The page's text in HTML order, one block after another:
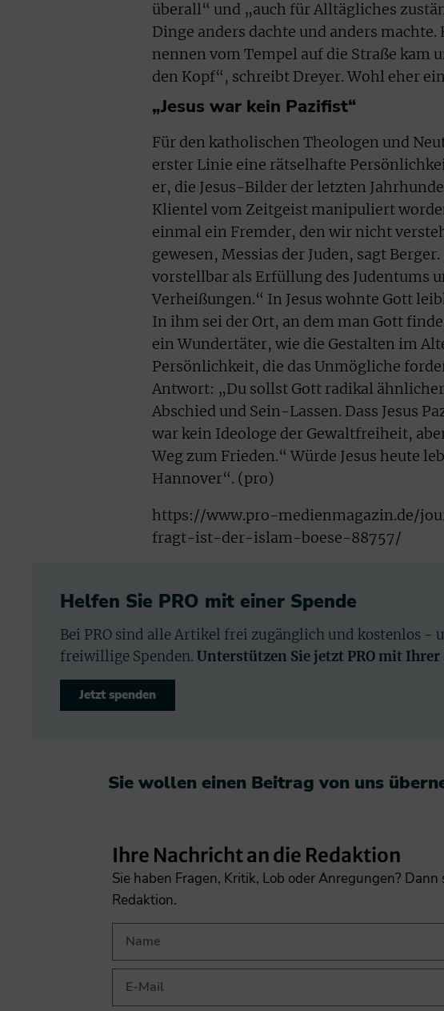
überall“ und „auch für Alltägliches
Dinge anders dachte und anders
nennen vom Tempel auf die Straße kam
den Kopf“, schreibt Dreyer. Wohl eher
„Jesus war kein Pazifist“
Für den katholischen Theologen und
erster Linie eine rätselhafte
er, die Jesus-Bilder der letzten
Klientel vom Zeitgeist manipuliert
einmal ein Fremder, den wir nicht
gewesen, Messias der Juden, sagt
vorstellbar als Erfüllung des Judentums
Verheißungen.“ In Jesus wohnte Gott
In ihm sei der Ort, an dem man Gott
ein Wundertäter, wie die Gestalten im
Persönlichkeit, die das Unmögliche
Antwort: „Du sollst Gott radikal
Abschied und Sein-Lassen. Dass Jesus
war kein Ideologe der Gewaltfreiheit,
Weg zum Frieden.“ Würde Jesus heute
Hannover“. (pro)
https://www.pro-medienmagazin.de/
fragt-ist-der-islam-boese-88757/
Helfen Sie PRO mit einer Spende
Bei PRO sind alle Artikel frei zugänglich und kostenlos -
freiwillige Spenden. Unterstützen Sie jetzt PRO mit Ihrer
Jetzt spenden
Sie wollen einen Beitrag von uns
Ihre Nachricht an die Redaktion
Sie haben Fragen, Kritik, Lob oder Anregungen?
Redaktion.